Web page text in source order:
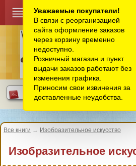
Все книги → Изобразительное искусство
Изобразительное
Уважаемые покупатели!
В связи с реорганизацией
сайта оформление заказов
через корзину временно
недоступно.
Розничный магазин и пункт
выдачи заказов работают без
изменения графика.
Приносим свои извинения за
доставленные неудобства.